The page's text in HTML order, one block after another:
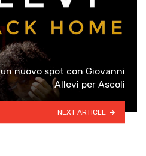
nuovo spot con Giovanni
Allevi per Ascoli
NEXT ARTICLE